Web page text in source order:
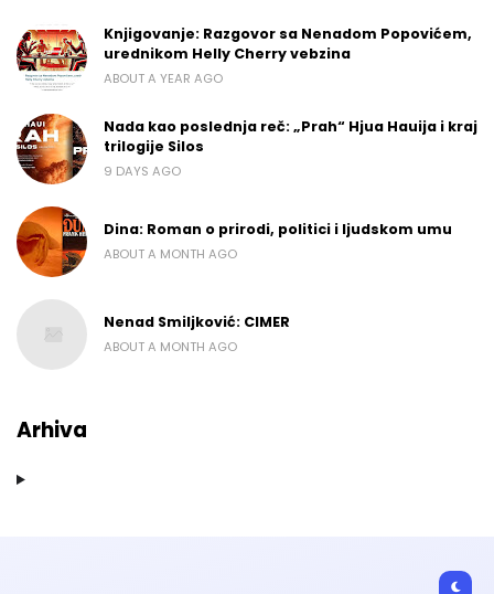
Knjigovanje: Razgovor sa Nenadom Popovićem,
urednikom Helly Cherry vebzina
ABOUT A YEAR AGO
Nada kao poslednja reč: „Prah“ Hjua Hauija i kraj
trilogije Silos
9 DAYS AGO
Dina: Roman o prirodi, politici i ljudskom umu
ABOUT A MONTH AGO
Nenad Smiljković: CIMER
ABOUT A MONTH AGO
Arhiva